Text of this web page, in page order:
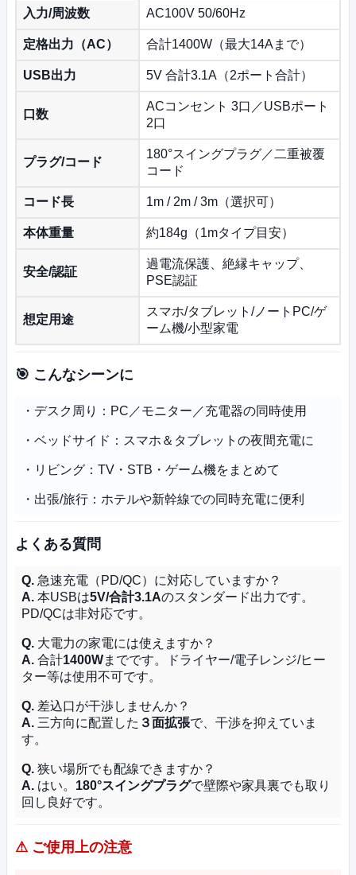
入力/周波数 AC100V 50/60Hz
定格出力（AC） 合計1400W（最大14Aまで）
USB出力 5V 合計3.1A（2ポート合計）
口数
ACコンセント 3口／USBポート
2口
プラグ/コード
180°スイングプラグ／二重被覆
コード
コード長 1m / 2m / 3m（選択可）
本体重量 約184g（1mタイプ目安）
安全/認証
過電流保護、絶縁キャップ、
PSE認証
想定用途
スマホ/タブレット/ノートPC/ゲ
ーム機/小型家電
🎯 こんなシーンに
・デスク周り：PC／モニター／充電器の同時使用
・ベッドサイド：スマホ＆タブレットの夜間充電に
・リビング：TV・STB・ゲーム機をまとめて
・出張/旅行：ホテルや新幹線での同時充電に便利
よくある質問
Q. 急速充電（PD/QC）に対応していますか？
A. 本USBは5V/合計3.1Aのスタンダード出力です。
PD/QCは非対応です。
Q. 大電力の家電には使えますか？
A. 合計1400Wまでです。ドライヤー/電子レンジ/ヒー
ター等は使用不可です。
Q. 差込口が干渉しませんか？
A. 三方向に配置した ３面拡張で、干渉を抑えていま
す。
Q. 狭い場所でも配線できますか？
A. はい。 180°スイングプラグで壁際や家具裏でも取り
回し良好です。
⚠ ご使用上の注意